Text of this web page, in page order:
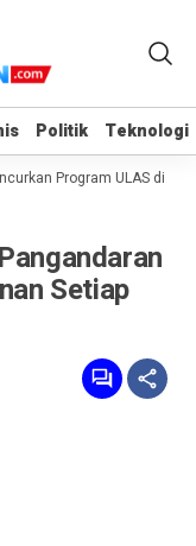
Politik Teknologi
Politik Teknologi
Program ULAS di
Setiap